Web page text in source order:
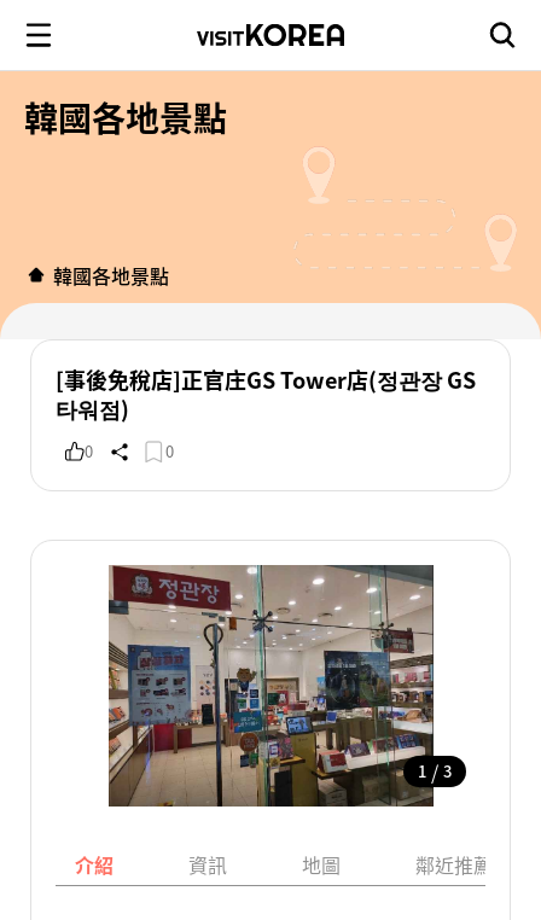
韓國各地景點
韓國各地景點
[事後免稅店]正官庄GS Tower店(정관장 GS
타워점)
0 0
1 / 3
介紹 資訊 地圖 鄰近推薦景點